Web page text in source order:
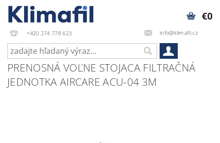
+420 274 778 623 info@klimafil.cz
€0
PRENOSNÁ VOĽNE STOJACA FILTRAČNÁ
JEDNOTKA AIRCARE ACU-04 3M